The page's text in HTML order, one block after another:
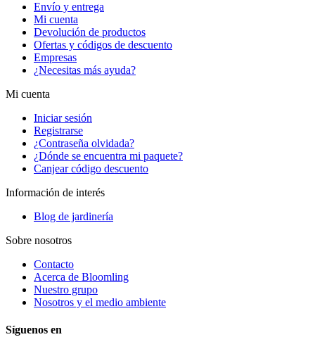
Envío y entrega
Mi cuenta
Devolución de productos
Ofertas y códigos de descuento
Empresas
¿Necesitas más ayuda?
Mi cuenta
Iniciar sesión
Registrarse
¿Contraseña olvidada?
¿Dónde se encuentra mi paquete?
Canjear código descuento
Información de interés
Blog de jardinería
Sobre nosotros
Contacto
Acerca de Bloomling
Nuestro grupo
Nosotros y el medio ambiente
Síguenos en